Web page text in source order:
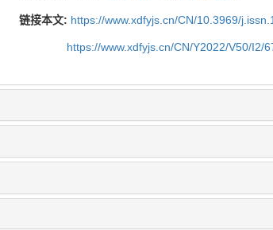
链接本文: https://www.xdfyjs.cn/CN/10.3969/
https://www.xdfyjs.cn/CN/Y2022/V50/I2/